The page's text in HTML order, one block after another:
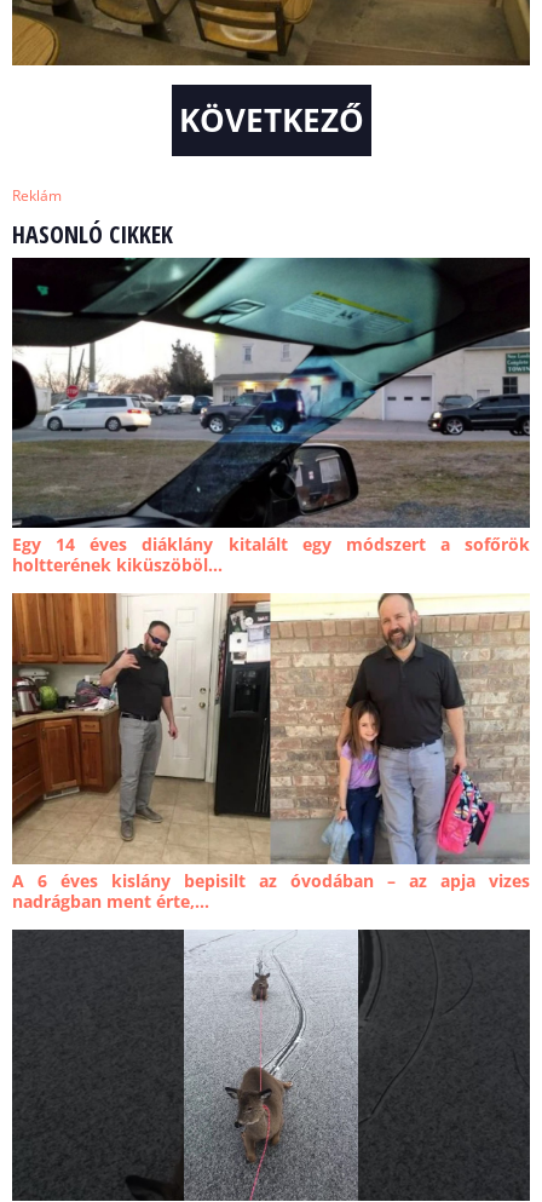
KÖVETKEZŐ
Reklám
HASONLÓ CIKKEK
Egy 14 éves diáklány kitalált egy módszert a sofőrök
holtterének kiküszöböl...
A 6 éves kislány bepisilt az óvodában – az apja vizes
nadrágban ment érte,...